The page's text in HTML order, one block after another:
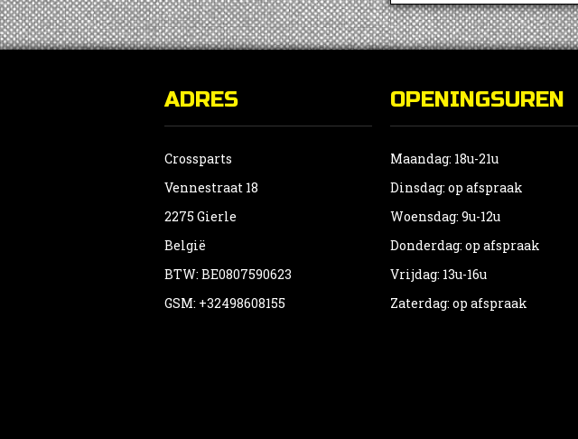
ADRES
Crossparts
Vennestraat 18
2275 Gierle
België
BTW: BE0807590623
GSM: +32498608155
OPENINGSUREN
Maandag: 18u-21u
Dinsdag: op afspraak
Woensdag: 9u-12u
Donderdag: op afspraak
Vrijdag: 13u-16u
Zaterdag: op afspraak